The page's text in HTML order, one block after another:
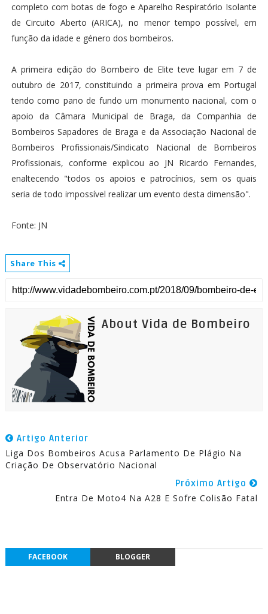
completo com botas de fogo e Aparelho Respiratório Isolante
de Circuito Aberto (ARICA), no menor tempo possível, em
função da idade e género dos bombeiros.
A primeira edição do Bombeiro de Elite teve lugar em 7 de
outubro de 2017, constituindo a primeira prova em Portugal
tendo como pano de fundo um monumento nacional, com o
apoio da Câmara Municipal de Braga, da Companhia de
Bombeiros Sapadores de Braga e da Associação Nacional de
Bombeiros Profissionais/Sindicato Nacional de Bombeiros
Profissionais, conforme explicou ao JN Ricardo Fernandes,
enaltecendo "todos os apoios e patrocínios, sem os quais
seria de todo impossível realizar um evento desta dimensão".
Fonte: JN
Share This
About Vida de Bombeiro
Artigo Anterior
Liga Dos Bombeiros Acusa Parlamento De Plágio Na
Criação De Observatório Nacional
Próximo Artigo
Entra De Moto4 Na A28 E Sofre Colisão Fatal
FACEBOOK BLOGGER